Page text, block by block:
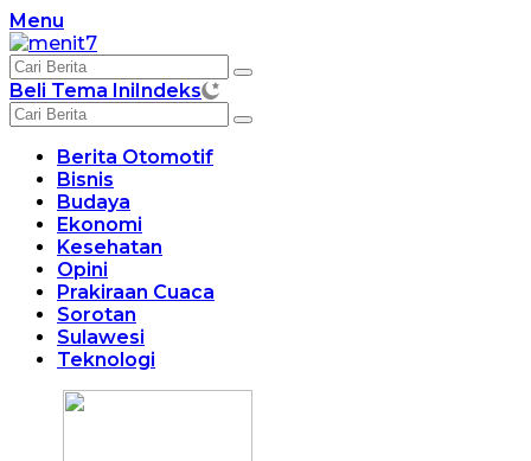
Langsung
ke
konten
Menu
Beli Tema IniIndeks
Berita Otomotif
Bisnis
Budaya
Ekonomi
Kesehatan
Opini
Prakiraan Cuaca
Sorotan
Sulawesi
Teknologi